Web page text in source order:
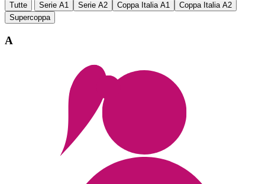
Tutte Serie A1 Serie A2 Coppa Italia A1
Coppa Italia A2
Supercoppa
A